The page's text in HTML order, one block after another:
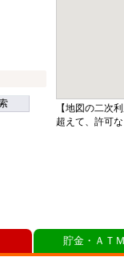
【地図の二次
超えて、許可
貯金・ＡＴ